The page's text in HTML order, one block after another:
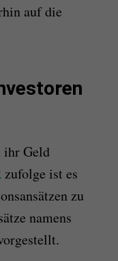
auf die
ihr Geld
zufolge ist es
zu
namens